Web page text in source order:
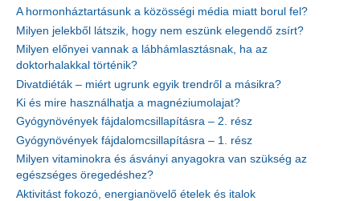
A hormonháztartásunk a közösségi média miatt borul fel?
Milyen jelekből látszik, hogy nem eszünk elegendő zsírt?
Milyen előnyei vannak a lábhámlasztásnak, ha az
doktorhalakkal történik?
Divatdiéták – miért ugrunk egyik trendről a másikra?
Ki és mire használhatja a magnéziumolajat?
Gyógynövények fájdalomcsillapításra – 2. rész
Gyógynövények fájdalomcsillapításra – 1. rész
Milyen vitaminokra és ásványi anyagokra van szükség az
egészséges öregedéshez?
Aktivitást fokozó, energianövelő ételek és italok